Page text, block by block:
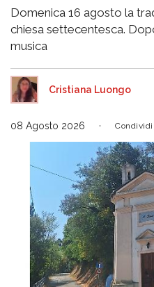
Domenica 16 agosto la
chiesa settecentesca.
musica
Cristiana Luongo
08 Agosto 2026 Condividi